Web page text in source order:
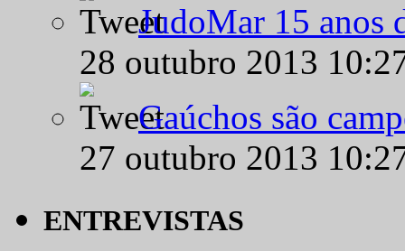
JudoMar 15 anos
28 outubro 2013
Gaúchos são
27 outubro 2013
ENTREVISTAS